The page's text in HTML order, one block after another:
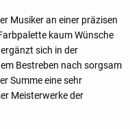
Musiker an einer präzisen
kaum Wünsche
sich in der
Bestreben nach sorgsam
Summe eine sehr
Meisterwerke der